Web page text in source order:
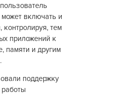
может включать и
тем
приложений к
памяти и другим
поддержку